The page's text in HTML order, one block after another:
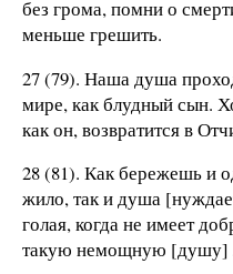
без грома, помни о
меньше грешить.
27 (79). Наша душа
мире, как блудный сын.
как он, возвратится в
28 (81). Как бережешь и
жило, так и душа
голая, когда не имеет
такую немощную [душу]